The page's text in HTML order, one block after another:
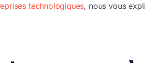
technologiques, nous vous